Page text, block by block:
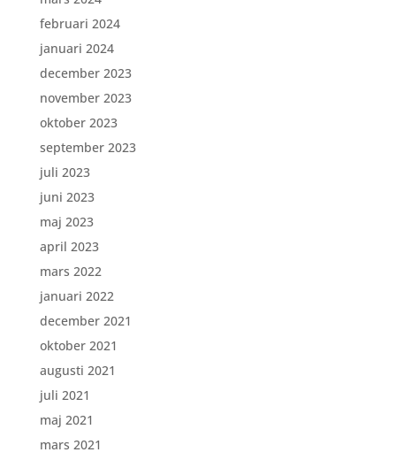
februari 2024
januari 2024
december 2023
november 2023
oktober 2023
september 2023
juli 2023
juni 2023
maj 2023
april 2023
mars 2022
januari 2022
december 2021
oktober 2021
augusti 2021
juli 2021
maj 2021
mars 2021